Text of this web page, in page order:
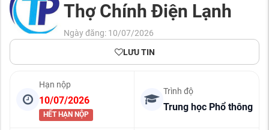
Thợ Chính Điện Lạnh
Ngày đăng: 10/07/2026
LƯU TIN
Hạn nộp
10/07/2026
HẾT HẠN NỘP
Trình độ
Trung học Phổ thông